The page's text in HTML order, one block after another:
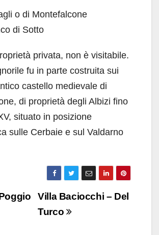
o di Montefalcone
di Sotto
privata, non è visitabile.
fu in parte costruita sui
castello medievale di
di proprietà degli Albizi fino
situato in posizione
sulle Cerbaie e sul Valdarno
Villa Baciocchi – Del
Turco